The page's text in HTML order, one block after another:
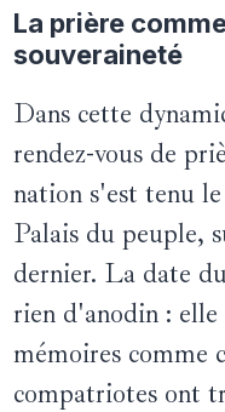
La prière
souveraineté
Dans cette
rendez-vous de
nation s'est tenu
Palais du peuple,
dernier. La date
rien d'anodin : elle
mémoires comme
compatriotes ont